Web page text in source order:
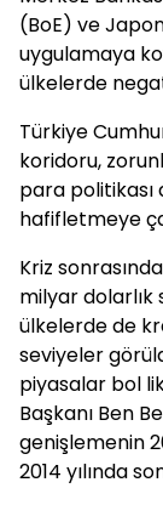
(BoE) ve
uygulamaya
ülkelerde
Türkiye
koridoru,
para politikası
hafifletmeye
Kriz
milyar dolarlık
ülkelerde de
seviyeler
piyasalar bol
Başkanı Ben
genişlemenin
2014 yılında